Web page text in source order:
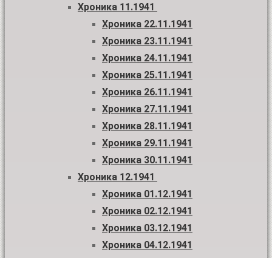
Хроника 11.1941
Хроника 22.11.1941
Хроника 23.11.1941
Хроника 24.11.1941
Хроника 25.11.1941
Хроника 26.11.1941
Хроника 27.11.1941
Хроника 28.11.1941
Хроника 29.11.1941
Хроника 30.11.1941
Хроника 12.1941
Хроника 01.12.1941
Хроника 02.12.1941
Хроника 03.12.1941
Хроника 04.12.1941